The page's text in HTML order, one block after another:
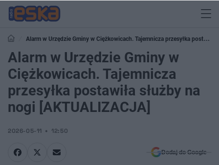
Alarm w Urzędzie Gminy w Ciężkowicach. Tajemnicza przesyłka postawiła
służby na nogi [AKTUALIZACJA]
Alarm w Urzędzie Gminy w
Ciężkowicach. Tajemnicza
przesyłka postawiła służby na
nogi [AKTUALIZACJA]
2026-05-11 12:50
Dodaj do Google